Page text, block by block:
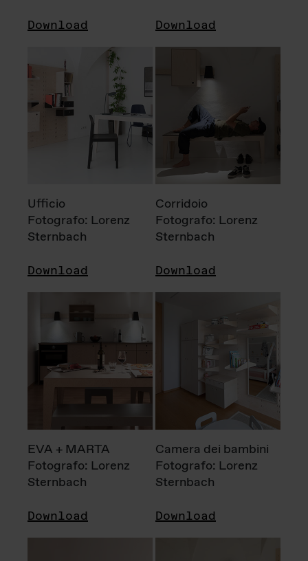
Download Download
Ufficio
Fotografo: Lorenz
Sternbach
Download
Corridoio
Fotografo: Lorenz
Sternbach
Download
EVA + MARTA
Fotografo: Lorenz
Sternbach
Download
Camera dei bambini
Fotografo: Lorenz
Sternbach
Download